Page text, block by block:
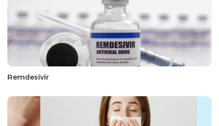
Remdesivir